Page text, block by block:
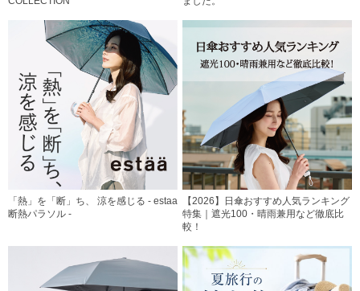
「熱」を「断」ち、 涼を感じる - estaa
断熱パラソル -
【2026】日傘おすすめ人気ランキング
特集｜遮光100・晴雨兼用など徹底比
較！